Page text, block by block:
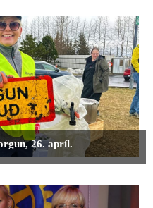
UNGMENNASTARF
UNGMENNI
ÞINGFRÉTTIR
MEIRA
26. apríl.